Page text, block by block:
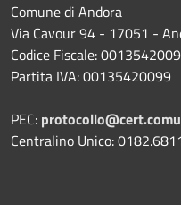
Comune di Andora
Via Cavour 94 - 17051 -
Codice Fiscale:
Partita IVA: 00135420099
PEC:
Centralino Unico: